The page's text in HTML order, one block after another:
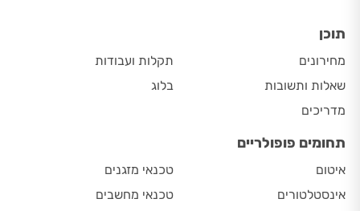
תוכן
מחירונים
שאלות ותשובות
מדריכים
תקלות ועבודות
בלוג
תחומים פופולריים
איטום
אינסטלטורים
טכנאי מזגנים
טכנאי מחשבים